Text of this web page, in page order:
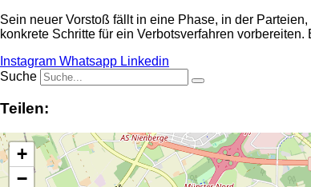
Sein neuer Vorstoß fällt in eine Phase, in der
konkrete Schritte für ein Verbotsverfahren
Instagram Whatsapp Linkedin
Suche
Teilen:
+
−